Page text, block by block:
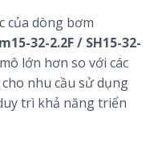
của dòng bơm
32-2.2F / SH15-32-
lớn hơn so với các
nhu cầu sử dụng
trì khả năng triển